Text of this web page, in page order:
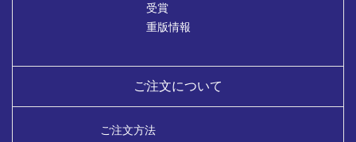
受賞
重版情報
ご注文について
ご注文方法